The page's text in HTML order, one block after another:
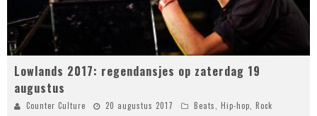
Lowlands 2017: regendansjes op zaterdag 19
augustus
Counter Culture 20 augustus 2017 Beats Hip-hop Rock